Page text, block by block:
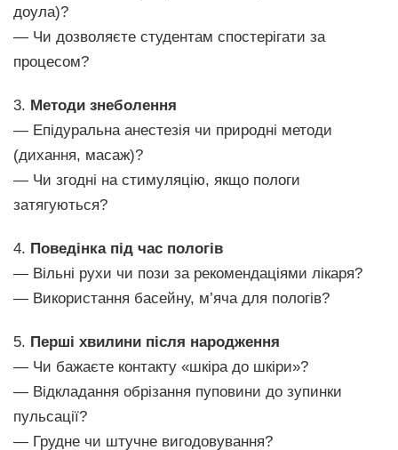
доула)?
— Чи дозволяєте студентам спостерігати за
процесом?
3. Методи знеболення
— Епідуральна анестезія чи природні методи
(дихання, масаж)?
— Чи згодні на стимуляцію, якщо пологи
затягуються?
4. Поведінка під час пологів
— Вільні рухи чи пози за рекомендаціями лікаря?
— Використання басейну, м’яча для пологів?
5. Перші хвилини після народження
— Чи бажаєте контакту «шкіра до шкіри»?
— Відкладання обрізання пуповини до зупинки
пульсації?
— Грудне чи штучне вигодовування?